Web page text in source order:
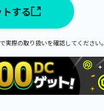
する
際の取り扱いを確認してください。